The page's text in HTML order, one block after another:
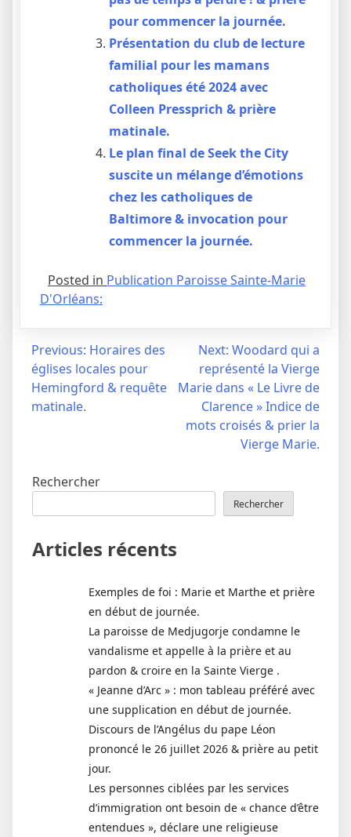
pour commencer la journée.
Présentation du club de lecture
familial pour les mamans
catholiques été 2024 avec
Colleen Pressprich & prière
matinale.
Le plan final de Seek the City
suscite un mélange d’émotions
chez les catholiques de
Baltimore & invocation pour
commencer la journée.
Posted in Publication Paroisse Sainte-Marie
D'Orléans:
Navigation
l’article
Previous: Horaires des
églises locales pour
Hemingford & requête
matinale.
Next: Woodard qui a
représenté la Vierge
Marie dans « Le Livre de
Clarence » Indice de
mots croisés & prier la
Vierge Marie.
Rechercher
Rechercher
Articles récents
Exemples de foi : Marie et Marthe et prière
en début de journée.
La paroisse de Medjugorje condamne le
vandalisme et appelle à la prière et au
pardon & croire en la Sainte Vierge .
« Jeanne d’Arc » : mon tableau préféré avec
une supplication en début de journée.
Discours de l’Angélus du pape Léon
prononcé le 26 juillet 2026 & prière au petit
jour.
Les personnes ciblées par les services
d’immigration ont besoin de « chance d’être
entendues », déclare une religieuse